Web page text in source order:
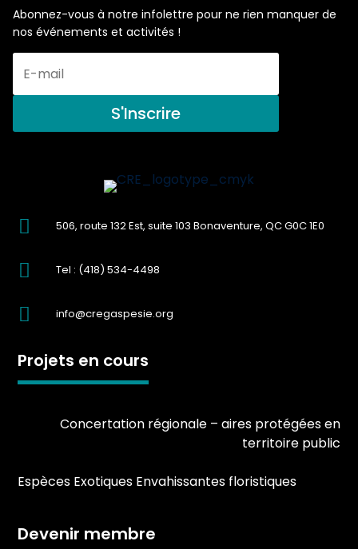
Abonnez-vous à notre infolettre pour ne rien manquer de
nos événements et activités !
S'Inscrire
 506, route 132 Est, suite 103 Bonaventure, QC G0C 1E0
 Tel : (418) 534-4498
 info@cregaspesie.org
Projets en cours
Concertation régionale – aires protégées en
territoire public
Espèces Exotiques Envahissantes floristiques
Devenir membre